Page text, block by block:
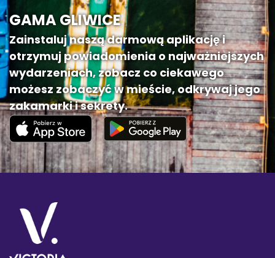
GAMA GLIWICE
Zainstaluj naszą darmową aplikację i
otrzymuj powiadomienia o najważniejszych
wydarzeniach, zobacz co ciekawego
możesz zobaczyć w mieście, odkrywaj jego
zakamarki i sekrety.